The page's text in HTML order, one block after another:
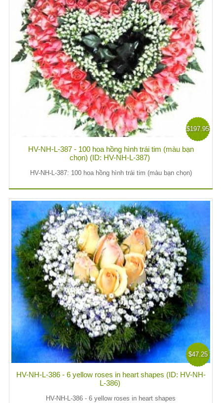
$197.95
HV-NH-L-387 - 100 hoa hồng hình trái tim (màu bạn
chọn) (ID: HV-NH-L-387)
HV-NH-L-387: 100 hoa hồng hình trái tim (màu bạn chọn)
$47.25
HV-NH-L-386 - 6 yellow roses in heart shapes (ID: HV-NH-
L-386)
HV-NH-L-386 - 6 yellow roses in heart shapes